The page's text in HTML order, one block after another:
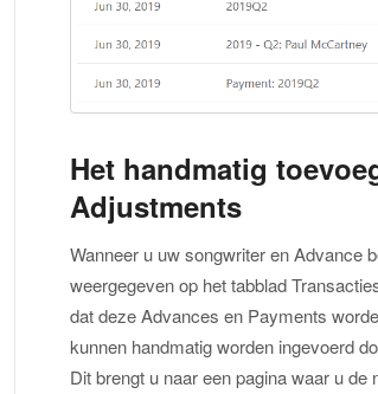
Het handmatig
Adjustments
Wanneer u uw songwriter en Advance
weergegeven op het tabblad
dat deze Advances en Payments
kunnen handmatig worden ingevoerd
Dit brengt u naar een pagina waar u